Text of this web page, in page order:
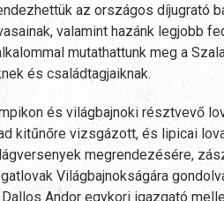
az országos díjugrató
valamint hazánk legjobb
mutathattunk meg a
és családtagjaiknak.
és világbajnoki résztvevő
kitűnőre vizsgázott, és lipicai
megrendezésére,
Világbajnokságára
Andor egykori igazgató